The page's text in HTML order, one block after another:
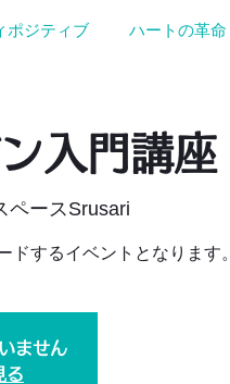
ポジティブ ハートの革命
入門講座
ペースSrusari
ドするイベントとなります。
ません
る